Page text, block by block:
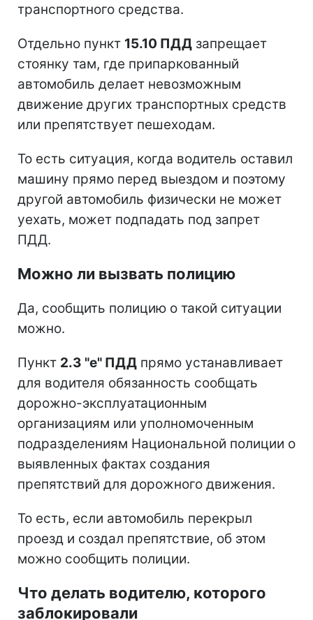
транспортного средства.
Отдельно пункт 15.10 ПДД запрещает
стоянку там, где припаркованный
автомобиль делает невозможным
движение других транспортных средств
или препятствует пешеходам.
То есть ситуация, когда водитель оставил
машину прямо перед выездом и поэтому
другой автомобиль физически не может
уехать, может подпадать под запрет
ПДД.
Можно ли вызвать полицию
Да, сообщить полицию о такой ситуации
можно.
Пункт 2.3 "е" ПДД прямо устанавливает
для водителя обязанность сообщать
дорожно-эксплуатационным
организациям или уполномоченным
подразделениям Национальной полиции о
выявленных фактах создания
препятствий для дорожного движения.
То есть, если автомобиль перекрыл
проезд и создал препятствие, об этом
можно сообщить полиции.
Что делать водителю, которого
заблокировали